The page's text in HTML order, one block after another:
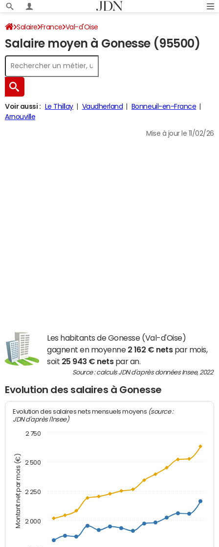
Salaire France Val-d'Oise
Salaire moyen à Gonesse (95500)
Voir aussi : Le Thillay Vaudherland
Bonneuil-en-France
Arnouville
Mise à jour le 11/02/26
Les habitants de Gonesse (Val-d'Oise)
gagnent en moyenne 2 162 € netspar mois,
soit 25 943 € netspar an.
Source : calculs JDN d'après données Insee, 2022
Evolution des salaires à Gonesse
Montant net par mois (€)
Evolution des salaires nets mensuels moyens (source :
JDN d'après l'Insee)
2 000
2 250
2 500
2 750